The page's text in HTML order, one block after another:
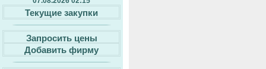
Текущие закупки
Запросить цены
Добавить фирму